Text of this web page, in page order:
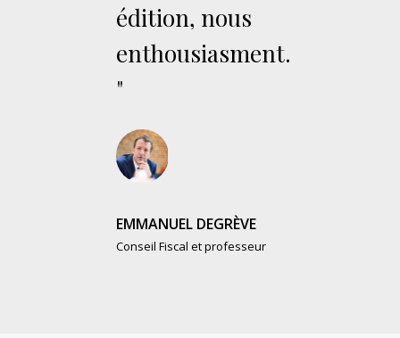
édition, nous
enthousiasment.
"
EMMANUEL DEGRÈVE
Conseil Fiscal et professeur